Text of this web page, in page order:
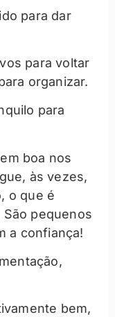
para dar
para voltar
organizar.
para
boa nos
às vezes,
o que é
pequenos
a confiança!
bem,